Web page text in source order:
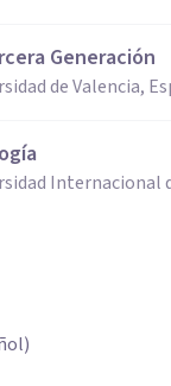
Generación
de Valencia,
Internacional